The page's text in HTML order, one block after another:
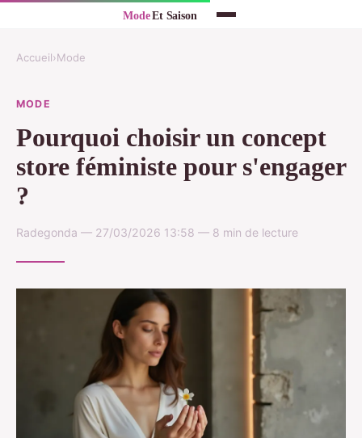
Accueil›Mode
MODE
Pourquoi choisir un concept
store féministe pour s'engager
?
Radegonda — 27/03/2026 13:58 — 8 min de lecture